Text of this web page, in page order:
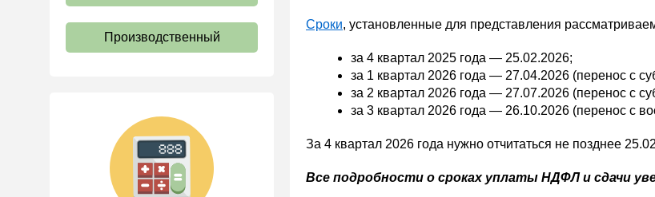
Ответственность и
взыскания
Пенсии
должностные инструкции
Трудовые книжки
Кадровые документы и
образцы
Производственный
Сроки, установленные для представления
за 4 квартал 2025 года — 25.02.2026;
за 1 квартал 2026 года — 27.04.2026 (перенос с
за 2 квартал 2026 года — 27.07.2026 (перенос с
за 3 квартал 2026 года — 26.10.2026 (перенос с
За 4 квартал 2026 года нужно отчитаться не позднее
Все подробности о сроках уплаты НДФЛ и сдачи